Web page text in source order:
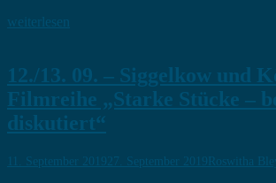
weiterlesen
12./13. 09. – Siggelkow und
Filmreihe „Starke Stücke –
diskutiert“
11. September 201927. September 2019 Roswitha